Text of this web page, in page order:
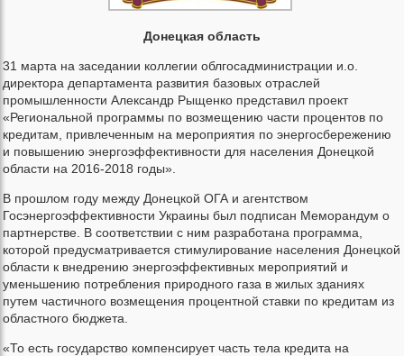
Донецкая область
31 марта на заседании коллегии облгосадминистрации и.о.
директора департамента развития базовых отраслей
промышленности Александр Рыщенко представил проект
«Региональной программы по возмещению части процентов по
кредитам, привлеченным на мероприятия по энергосбережению
и повышению энергоэффективности для населения Донецкой
области на 2016-2018 годы».
В прошлом году между Донецкой ОГА и агентством
Госэнергоэффективности Украины был подписан Меморандум о
партнерстве. В соответствии с ним разработана программа,
которой предусматривается стимулирование населения Донецкой
области к внедрению энергоэффективных мероприятий и
уменьшению потребления природного газа в жилых зданиях
путем частичного возмещения процентной ставки по кредитам из
областного бюджета.
«То есть государство компенсирует часть тела кредита на